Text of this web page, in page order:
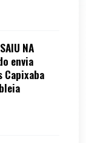
NA
envia
Capixaba